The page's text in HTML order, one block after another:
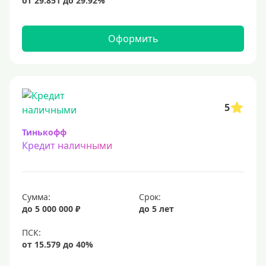
15 млн
20 млн
50 миллионов
Меньше 1 млн (руб)
15000 руб
18000 руб
20 тысяч
Оформить
5
Тинькофф
Кредит наличными
Сумма:
до 5 000 000 ₽
Срок:
до 5 лет